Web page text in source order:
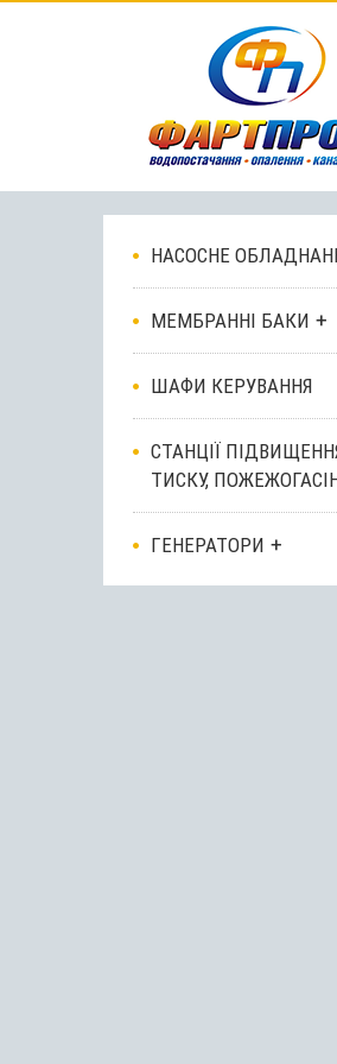
НАСОСНЕ
МЕМБРАННІ БАКИ
ШАФИ КЕРУВАННЯ
СТАНЦІЇ
ТИСКУ,
ГЕНЕРАТОРИ